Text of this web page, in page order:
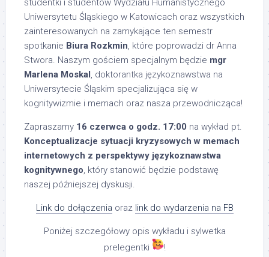
studentki i studentów Wydziału Humanistycznego
Uniwersytetu Śląskiego w Katowicach oraz wszystkich
zainteresowanych na zamykające ten semestr
spotkanie Biura Rozkmin, które poprowadzi dr Anna
Stwora. Naszym gościem specjalnym będzie mgr
Marlena Moskal , doktorantka językoznawstwa na
Uniwersytecie Śląskim specjalizująca się w
kognitywizmie i memach oraz nasza przewodnicząca!
Zapraszamy 16 czerwca o godz. 17:00 na wykład pt.
Konceptualizacje sytuacji kryzysowych w memach
internetowych z perspektywy językoznawstwa
kognitywnego, który stanowić będzie podstawę
naszej późniejszej dyskusji.
Link do dołączenia oraz link do wydarzenia na FB
Poniżej szczegółowy opis wykładu i sylwetka
prelegentki
!